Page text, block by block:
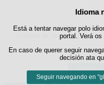
Este sitio web utiliza
cookies de terceiros para
Pode obter máis información
Aceptar
Idioma
Está a tentar navegar polo
portal. Verá os
En caso de querer seguir
decisión ata
Seguir navegando en